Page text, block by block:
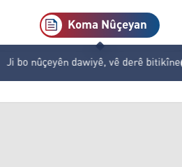
Koma Nûçeyan
Ji bo nûçeyên dawiyê, vê derê bitikîne